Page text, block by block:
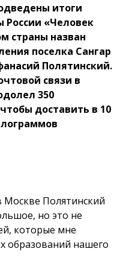
итоги
России «Человек
страны назван
поселка Сангар
Полятинский.
связи в
350
доставить в 10
Полятинский
но это не
которые мне
образований нашего